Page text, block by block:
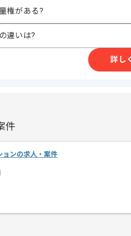
商談回数
ご経験と実績に応じて別案件のご提案
経験豊富なメンバーと成長が出来る環境
権がある?
違いは?
詳し
件
ョンの求人・案件